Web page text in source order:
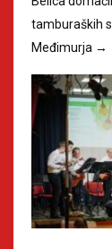
tamburaških
Međimurja →